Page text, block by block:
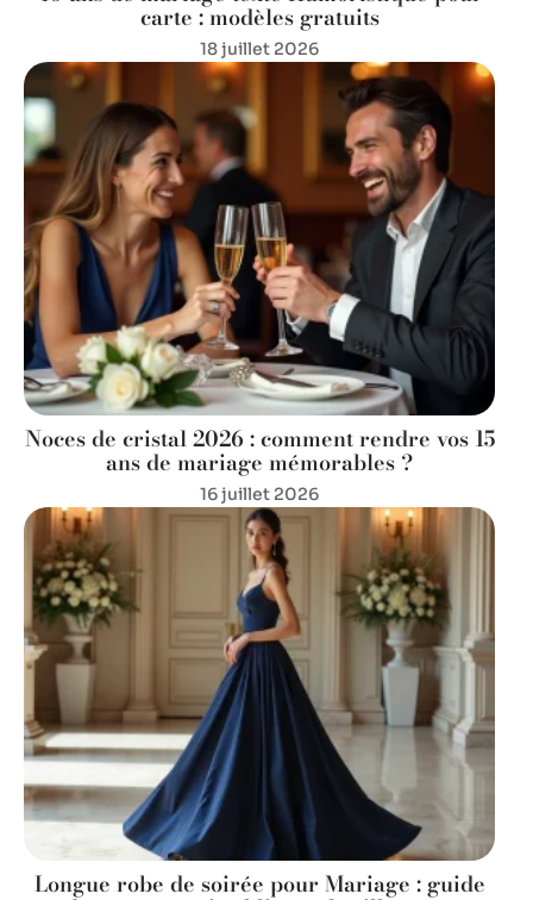
carte : modèles gratuits
18 juillet 2026
Noces de cristal 2026 : comment rendre vos 15
ans de mariage mémorables ?
16 juillet 2026
Longue robe de soirée pour Mariage : guide